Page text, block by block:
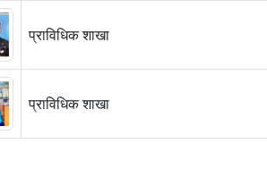
प्राविधिक शाखा
प्राविधिक शाखा